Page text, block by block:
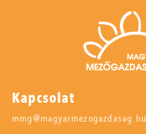
Kapcsolat
mmg@magyarmezogazdasag.hu